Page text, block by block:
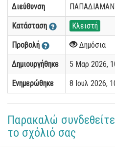
Διεύθυνση
Κατάσταση Κλειστή
Προβολή Δημόσια
Δημιουργήθηκε 5 Μαρ 2026,
Ενημερώθηκε 8 Ιουλ 2026,
Παρακαλώ
το σχόλιό σας